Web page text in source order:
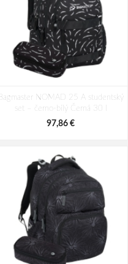
Bagmaster NOMAD 25 A studentský
set – černo-bílý Černá 30 l
97,86 €